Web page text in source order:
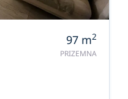
97 m2
PRIZEMNA